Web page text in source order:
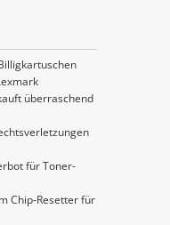
überraschend
für Toner-
Chip-Resetter für